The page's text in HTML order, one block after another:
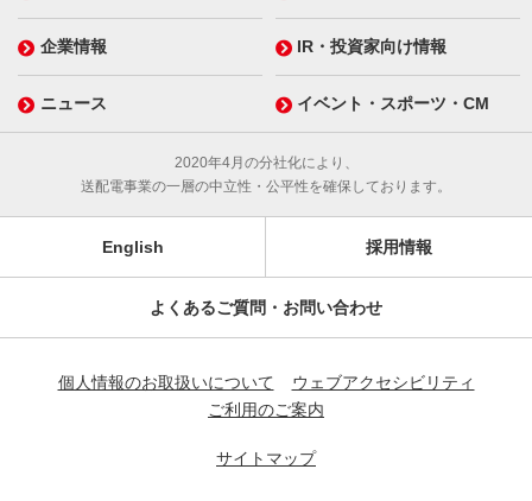
企業情報 IR・投資家向け情報
ニュース イベント・スポーツ・CM
2020年4月の分社化により、
送配電事業の一層の中立性・公平性を確保しております。
English 採用情報
よくあるご質問・お問い合わせ
個人情報のお取扱いについて
ウェブアクセシビリティ
ご利用のご案内
サイトマップ